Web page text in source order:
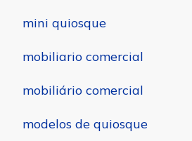
mini quiosque
mobiliario comercial
mobiliário comercial
modelos de quiosque